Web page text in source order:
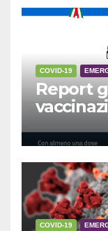
COVID-19
Report
COVID-19